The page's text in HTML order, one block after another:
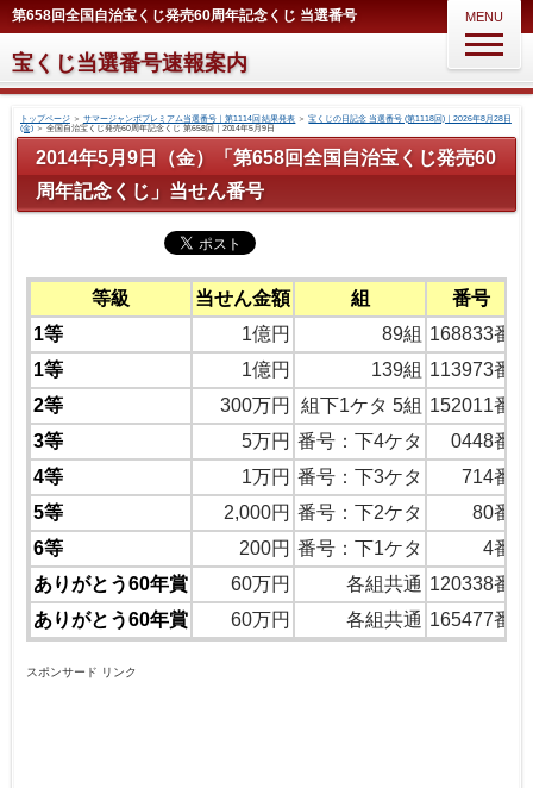
第658回全国自治宝くじ発売60周年記念くじ 当選番号
宝くじ当選番号速報案内
MENU
トップページ＞ サマージャンボプレミアム当選番号｜第1114回 結果発表 ＞宝くじの日記念 当選番号 (第1118回)｜2026年8月28日
(金)＞ 全国自治宝くじ発売60周年記念くじ 第658回｜2014年5月9日
2014年5月9日（金）「第658回全国自治宝くじ発売60
周年記念くじ」当せん番号
等級 当せん金額 組
番号
1等
1億円 89組 168833番
1等
1億円 139組 113973番
2等
300万円 組下1ケタ 5組 152011番
3等
5万円 番号：下4ケタ
0448番
4等
1万円 番号：下3ケタ
714番
5等
2,000円 番号：下2ケタ
80番
6等
200円 番号：下1ケタ
4番
ありがとう60年賞
60万円 各組共通 120338番
ありがとう60年賞
60万円 各組共通 165477番
スポンサード リンク